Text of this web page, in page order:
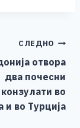
Li
n
k
СЛЕДНО
отвора
два почесни
конзулати во
и во Турција